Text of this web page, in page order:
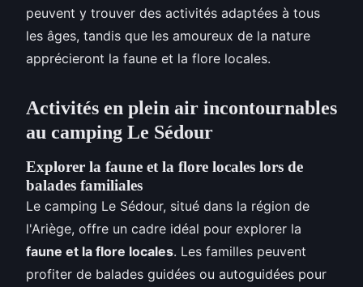
peuvent y trouver des activités adaptées à tous
les âges, tandis que les amoureux de la nature
apprécieront la faune et la flore locales.
Activités en plein air incontournables
au camping Le Sédour
Explorer la faune et la flore locales lors de
balades familiales
Le camping Le Sédour, situé dans la région de
l'Ariège, offre un cadre idéal pour explorer la
faune et la flore locales. Les familles peuvent
profiter de balades guidées ou autoguidées pour